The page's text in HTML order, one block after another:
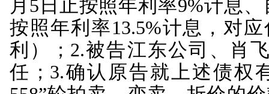
原告江苏姜堰农村
行）与被告姜桂良、缪
江东公司）、肖飞金融